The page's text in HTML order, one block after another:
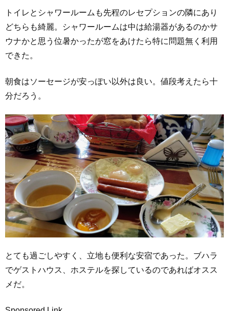
トイレとシャワールームも先程のレセプションの隣にあり
どちらも綺麗。シャワールームは中は給湯器があるのかサ
ウナかと思う位暑かったが窓をあけたら特に問題無く利用
できた。
朝食はソーセージが安っぽい以外は良い。値段考えたら十
分だろう。
とても過ごしやすく、立地も便利な安宿であった。ブハラ
でゲストハウス、ホステルを探しているのであればオスス
メだ。